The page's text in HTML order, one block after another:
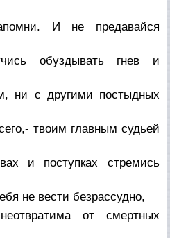
И не предавайся
обуздывать гнев и
ни с другими постыдных
твоим главным судьей
и поступках стремись
не вести безрассудно,
от смертных